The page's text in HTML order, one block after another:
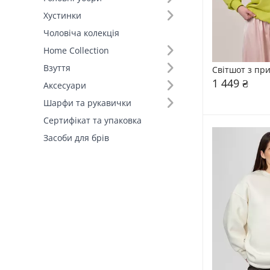
Хустинки
Чоловіча колекція
Home Collection
Взуття
Аксесуари
Шарфи та рукавички
Сертифікат та упаковка
Засоби для брів
Виробник (1)
FAMO, власне виробництво (10)
Світшот з
1 449 ₴